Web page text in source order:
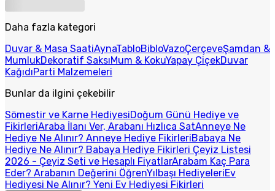
Daha fazla kategori
Duvar & Masa SaatiAynaTabloBibloVazoÇerçeveŞamdan &
MumlukDekoratif SaksıMum & KokuYapay ÇiçekDuvar
KağıdıParti Malzemeleri
Bunlar da ilgini çekebilir
Sömestir ve Karne HediyesiDoğum Günü Hediye ve
FikirleriAraba İlanı Ver, Arabanı Hızlıca SatAnneye Ne
Hediye Ne Alınır? Anneye Hediye FikirleriBabaya Ne
Hediye Ne Alınır? Babaya Hediye Fikirleri Çeyiz Listesi
2026 - Çeyiz Seti ve Hesaplı FiyatlarArabam Kaç Para
Eder? Arabanın Değerini ÖğrenYılbaşı HediyeleriEv
Hediyesi Ne Alınır? Yeni Ev Hediyesi Fikirleri